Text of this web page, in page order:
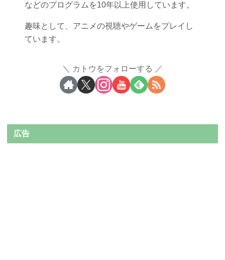
などのプログラムを10年以上使用しています。
趣味として、アニメの視聴やゲームをプレイし
ています。
カトウをフォローする
広告